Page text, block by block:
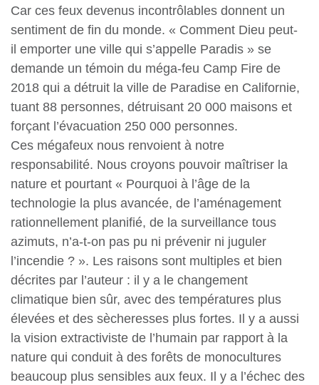
Car ces feux devenus incontrôlables donnent un
sentiment de fin du monde. « Comment Dieu peut-
il emporter une ville qui s’appelle Paradis » se
demande un témoin du méga-feu Camp Fire de
2018 qui a détruit la ville de Paradise en Californie,
tuant 88 personnes, détruisant 20 000 maisons et
forçant l’évacuation 250 000 personnes.
Ces mégafeux nous renvoient à notre
responsabilité. Nous croyons pouvoir maîtriser la
nature et pourtant « Pourquoi à l’âge de la
technologie la plus avancée, de l’aménagement
rationnellement planifié, de la surveillance tous
azimuts, n’a-t-on pas pu ni prévenir ni juguler
l’incendie ? ». Les raisons sont multiples et bien
décrites par l’auteur : il y a le changement
climatique bien sûr, avec des températures plus
élevées et des sècheresses plus fortes. Il y a aussi
la vision extractiviste de l’humain par rapport à la
nature qui conduit à des forêts de monocultures
beaucoup plus sensibles aux feux. Il y a l’échec des